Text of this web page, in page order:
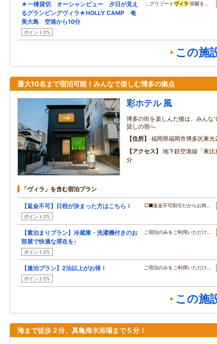
★一棟貸切 オーシャンビュー 夕日が見え
るグランピングヴィラ★HOLLY CAMP 奄
美大島 空港から10分
ポイント2%
…グリゾート ヴィラ 喧騒を…
この施
最大10名まで宿泊可能！みんなで楽しむ博多の拠点
彩ホテル 風
博多の街を楽しんだ後は、みんな
貸しの宿へ
住所
福岡県福岡市博多区東光
アクセス
地下鉄空港線「東
分
「ヴィラ」を含む宿泊プラン
【返金不可】日程が決まった方はこちら！
ポイント2%
□■返金不可割引だからお得…
【素泊まりプラン】冷蔵庫・洗濯機付きのお
部屋で快適な滞在を♪
ポイント2%
ご宿泊のみをご利用いただけ…
【連泊プラン】2泊以上がお得！
ポイント2%
ご宿泊のみをご利用いただけ…
この施
海まで徒歩２分、真亀海水浴場まで５分！